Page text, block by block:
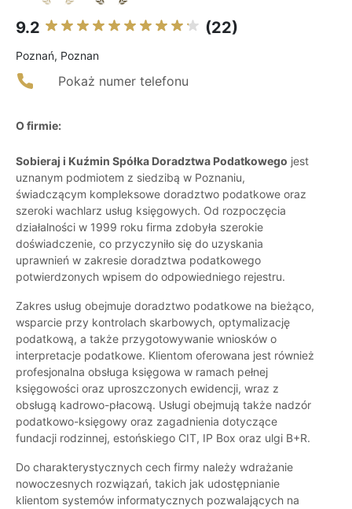
9.2 (22)
Poznań, Poznan
Pokaż numer telefonu
O firmie:
Sobieraj i Kuźmin Spółka Doradztwa Podatkowego jest
uznanym podmiotem z siedzibą w Poznaniu,
świadczącym kompleksowe doradztwo podatkowe oraz
szeroki wachlarz usług księgowych. Od rozpoczęcia
działalności w 1999 roku firma zdobyła szerokie
doświadczenie, co przyczyniło się do uzyskania
uprawnień w zakresie doradztwa podatkowego
potwierdzonych wpisem do odpowiedniego rejestru.
Zakres usług obejmuje doradztwo podatkowe na bieżąco,
wsparcie przy kontrolach skarbowych, optymalizację
podatkową, a także przygotowywanie wniosków o
interpretacje podatkowe. Klientom oferowana jest również
profesjonalna obsługa księgowa w ramach pełnej
księgowości oraz uproszczonych ewidencji, wraz z
obsługą kadrowo-płacową. Usługi obejmują także nadzór
podatkowo-księgowy oraz zagadnienia dotyczące
fundacji rodzinnej, estońskiego CIT, IP Box oraz ulgi B+R.
Do charakterystycznych cech firmy należy wdrażanie
nowoczesnych rozwiązań, takich jak udostępnianie
klientom systemów informatycznych pozwalających na